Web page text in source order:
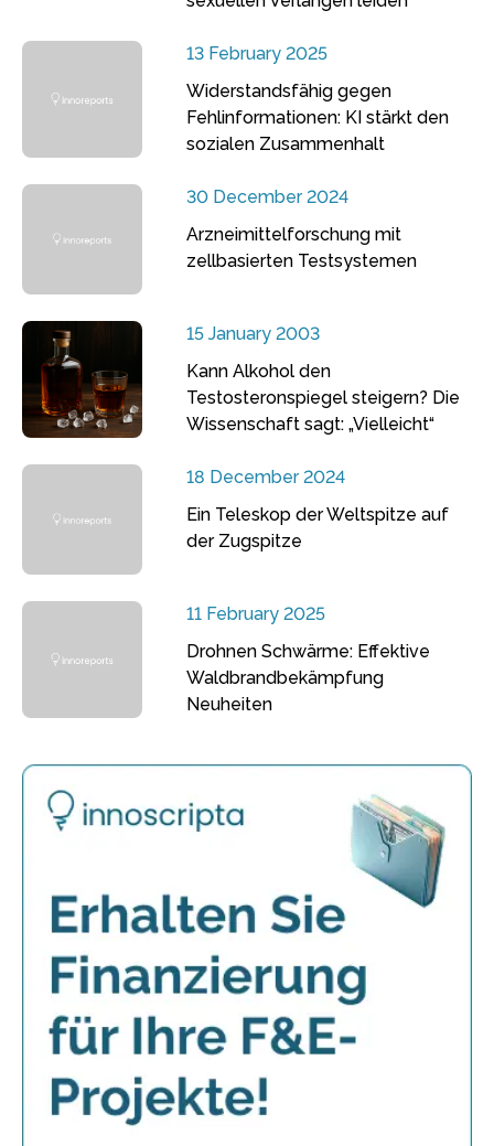
13 February 2025
Widerstandsfähig gegen
Fehlinformationen: KI stärkt den
sozialen Zusammenhalt
30 December 2024
Arzneimittelforschung mit
zellbasierten Testsystemen
15 January 2003
Kann Alkohol den
Testosteronspiegel steigern? Die
Wissenschaft sagt: „Vielleicht“
18 December 2024
Ein Teleskop der Weltspitze auf
der Zugspitze
11 February 2025
Drohnen Schwärme: Effektive
Waldbrandbekämpfung
Neuheiten